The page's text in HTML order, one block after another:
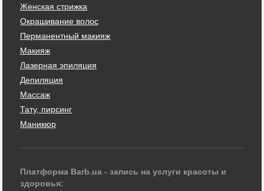
Женская стрижка
Окрашивание волос
Перманентный макияж
Макияж
Лазерная эпиляция
Депиляция
Массаж
Тату, пирсинг
Маникюр
Платформа Barb.ua - запись на услуги красоты и
здоровья: